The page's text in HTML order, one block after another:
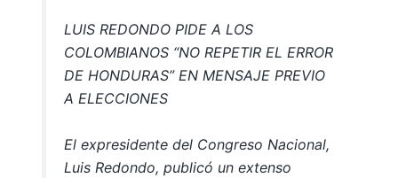
LUIS REDONDO PIDE A LOS
COLOMBIANOS “NO REPETIR EL ERROR
DE HONDURAS” EN MENSAJE PREVIO
A ELECCIONES
El expresidente del Congreso Nacional,
Luis Redondo, publicó un extenso